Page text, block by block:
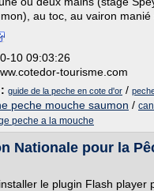
au toc, au vairon manié
10 09:03:26
tourisme.com
guide de la peche en cote d'or /
peche mouche saumon /
peche a la mouche
Nationale pour la
le plugin Flash player